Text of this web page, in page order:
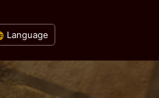
Language